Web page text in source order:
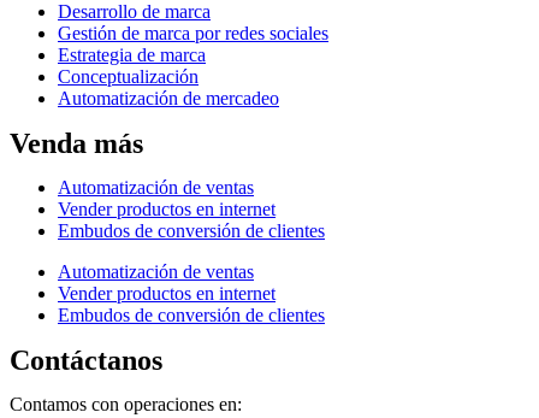
Desarrollo de marca
Gestión de marca por redes sociales
Estrategia de marca
Conceptualización
Automatización de mercadeo
Venda más
Automatización de ventas
Vender productos en internet
Embudos de conversión de clientes
Automatización de ventas
Vender productos en internet
Embudos de conversión de clientes
Contáctanos
Contamos con operaciones en: